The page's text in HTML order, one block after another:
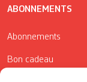
ABONNEMENTS
Abonnements
Bon cadeau